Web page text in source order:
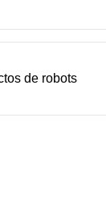
de robots